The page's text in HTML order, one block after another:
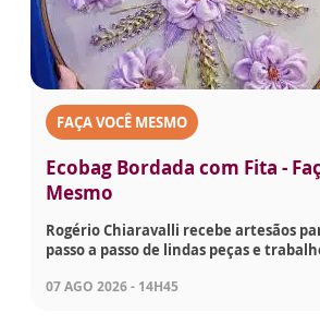
FAÇA VOCÊ MESMO
Ecobag Bordada com Fita -
Mesmo
Rogério Chiaravalli recebe artesãos
passo a passo de lindas peças e
07 AGO 2026 - 14H45